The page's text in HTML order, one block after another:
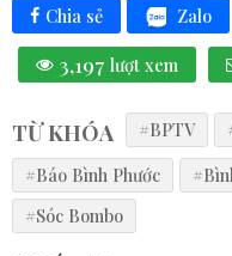
Chia sẻ Zalo
3,197 lượt xem
TỪ KHÓA #BPTV
#Báo Bình Phước
#Sóc Bombo